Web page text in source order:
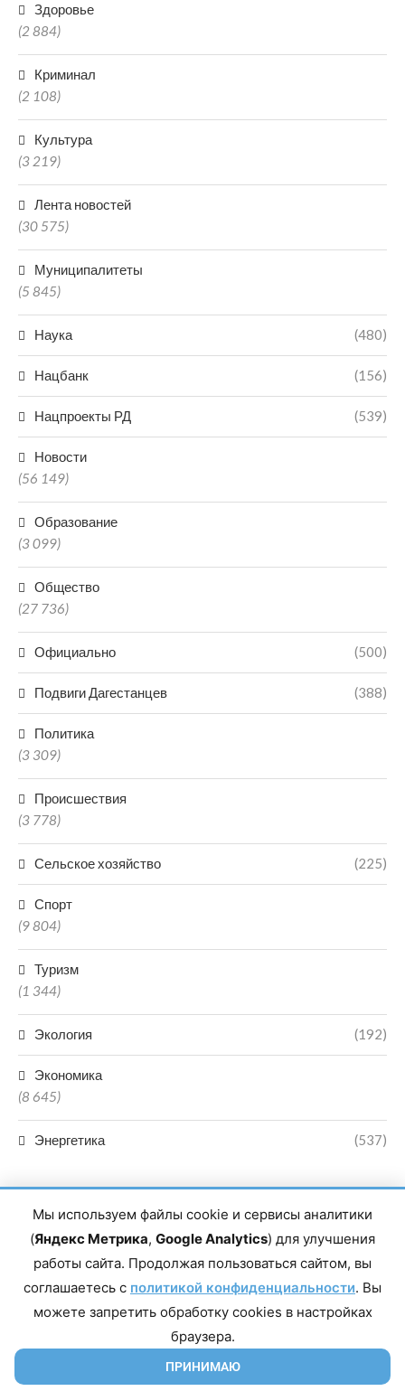
Здоровье
(2 884)
Криминал
(2 108)
Культура
(3 219)
Лента новостей
(30 575)
Муниципалитеты
(5 845)
Наука (480)
Нацбанк (156)
Нацпроекты РД (539)
Новости
(56 149)
Образование
(3 099)
Общество
(27 736)
Официально (500)
Подвиги Дагестанцев (388)
Политика
(3 309)
Происшествия
(3 778)
Сельское хозяйство (225)
Спорт
(9 804)
Туризм
(1 344)
Экология (192)
Экономика
(8 645)
Энергетика (537)
Главный редактор сетевого издания Магомаев Тимур Нухович.
Контакты редакции: 8(988)-292-94-34 Почта: vestiskfo@gmail.com По
Республика Дагестан, г. Махачкала, пр-т Насрутдинова, д. 1а. Все
права защищены. Копирование и использование полных материалов
запрещено, частичное цитирование возможно только при условии
Мы используем файлы cookie и сервисы аналитики
(Яндекс Метрика, Google Analytics) для улучшения
работы сайта. Продолжая пользоваться сайтом, вы
соглашаетесь с политикой конфиденциальности. Вы
можете запретить обработку cookies в настройках
браузера.
ПРИНИМАЮ